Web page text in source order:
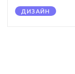
ДИЗАЙН